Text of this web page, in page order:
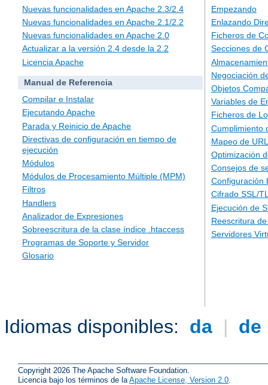
Nuevas funcionalidades en Apache 2.3/2.4
Nuevas funcionalidades en Apache 2.1/2.2
Nuevas funcionalidades en Apache 2.0
Actualizar a la versión 2.4 desde la 2.2
Licencia Apache
Manual de Referencia
Compilar e Instalar
Ejecutando Apache
Parada y Reinicio de Apache
Directivas de configuración en tiempo de
ejecución
Módulos
Módulos de Procesamiento Múltiple (MPM)
Filtros
Handlers
Analizador de Expresiones
Sobreescritura de la clase índice .htaccess
Programas de Soporte y Servidor
Glosario
Empezando
Enlazando
Ficheros de
Secciones de
Negociación
Objetos
Variables de
Ficheros de
Cumplimiento
Mapeo de
Optimización
Consejos de
Configuración
Cifrado SSL/
Ejecución de
Reescritura
Servidores
Idiomas disponibles: da | de
Copyright 2026 The Apache Software Foundation.
Licencia bajo los términos de la Apache License, Version 2.0